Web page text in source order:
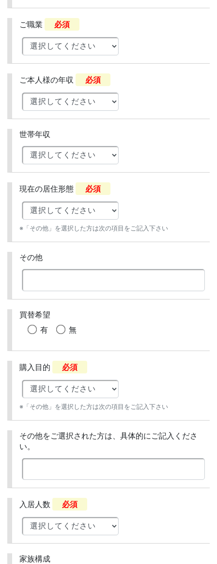
ご職業 必須
ご本人様の年収 必須
世帯年収
現在の居住形態 必須
※「その他」を選択した方は次の項目をご記入下さい
その他
買替希望
有
無
購入目的 必須
※「その他」を選択した方は次の項目をご記入下さい
その他をご選択された方は、具体的にご記入くださ
い。
入居人数 必須
家族構成